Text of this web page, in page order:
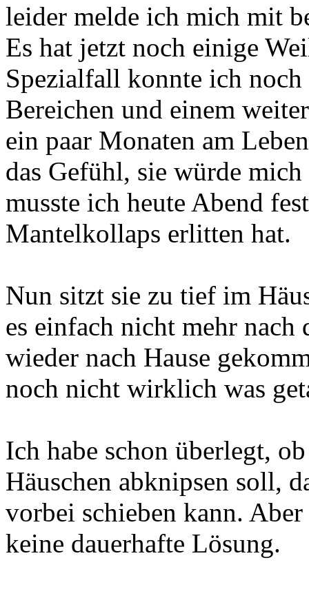
leider melde ich mich mit
Es hat jetzt noch einige
Spezialfall konnte ich
Bereichen und einem
ein paar Monaten am
das Gefühl, sie würde
musste ich heute Abend
Mantelkollaps erlitten hat.
Nun sitzt sie zu tief im
es einfach nicht mehr nach
wieder nach Hause
noch nicht wirklich was
Ich habe schon überlegt,
Häuschen abknipsen soll,
vorbei schieben kann.
keine dauerhafte Lösung.